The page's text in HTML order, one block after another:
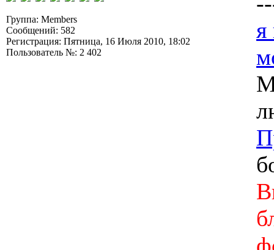
Группа: Members
Сообщений: 582
Регистрация: Пятница, 16 Июля 2010, 18:02
Пользователь №: 2 402
я